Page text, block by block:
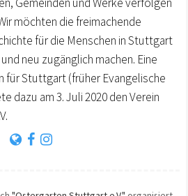
möchten die freimachende
für die Menschen in Stuttgart
neu zugänglich machen. Eine
für Stuttgart (früher Evangelische
dazu am 3. Juli 2020 den Verein